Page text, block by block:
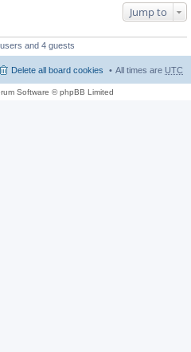
Jump to
and 4 guests
All times are UTC
Delete all board cookies
Software © phpBB Limited